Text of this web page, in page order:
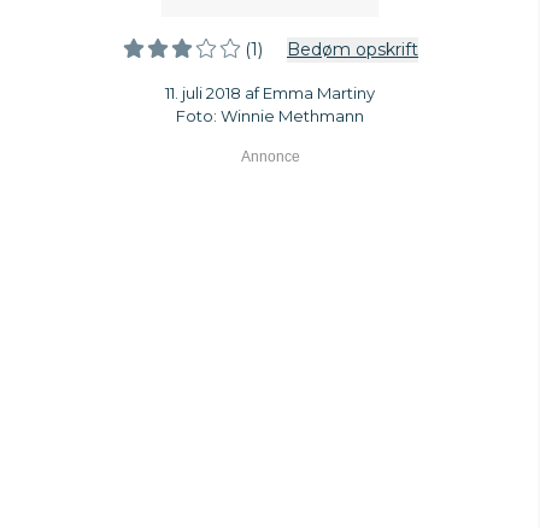
(1) Bedøm opskrift
11. juli 2018 af Emma Martiny
Foto: Winnie Methmann